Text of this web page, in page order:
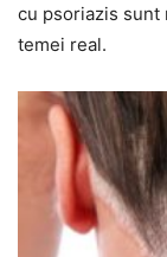
cu psoriazis sunt
temei real.